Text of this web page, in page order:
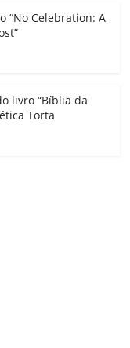
“No Celebration: A
livro “Bíblia da
Torta